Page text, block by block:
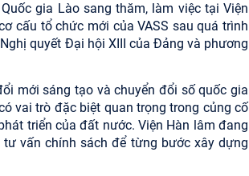
gia Lào sang thăm, làm việc tại Viện
cấu tổ chức mới của VASS sau quá trình
quyết Đại hội XIII của Đảng và phương
mới sáng tạo và chuyển đổi số quốc gia
vai trò đặc biệt quan trọng trong củng cố
triển của đất nước. Viện Hàn lâm đang
vấn chính sách để từng bước xây dựng